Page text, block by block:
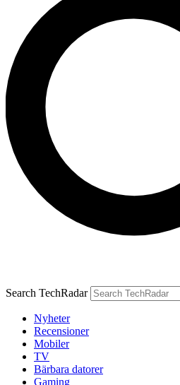
Search TechRadar
Nyheter
Recensioner
Mobiler
TV
Bärbara datorer
Gaming